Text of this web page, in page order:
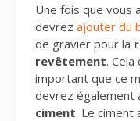
Une fois que vous
devrez ajouter du
de gravier pour la
revêtement.
important que ce
devrez également
ciment. Le ciment